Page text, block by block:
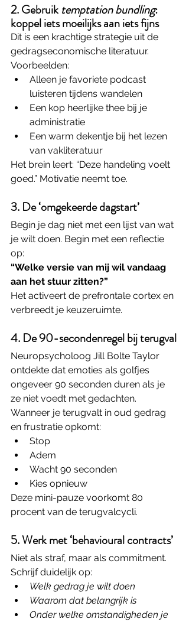
2. Gebruik temptation bundling:
koppel iets moeilijks aan iets fijns
Dit is een krachtige strategie uit de
gedrags­economische literatuur.
Voorbeelden:
Alleen je favoriete podcast
luisteren tijdens wandelen
Een kop heerlijke thee bij je
administratie
Een warm dekentje bij het lezen
van vakliteratuur
Het brein leert: “Deze handeling voelt
goed.” Motivatie neemt toe.
3. De ‘omgekeerde dagstart’
Begin je dag niet met een lijst van wat
je wilt doen. Begin met een reflectie
op:
“Welke versie van mij wil vandaag
aan het stuur zitten?”
Het activeert de prefrontale cortex en
verbreedt je keuzeruimte.
4. De 90-secondenregel bij terugval
Neuropsycholoog Jill Bolte Taylor
ontdekte dat emoties als golfjes
ongeveer 90 seconden duren als je
ze niet voedt met gedachten.
Wanneer je terugvalt in oud gedrag
en frustratie opkomt:
Stop
Adem
Wacht 90 seconden
Kies opnieuw
Deze mini-pauze voorkomt 80
procent van de terugvalcycli.
5. Werk met ‘behavioural contracts’
Niet als straf, maar als commitment.
Schrijf duidelijk op:
Welk gedrag je wilt doen
Waarom dat belangrijk is
Onder welke omstandigheden je